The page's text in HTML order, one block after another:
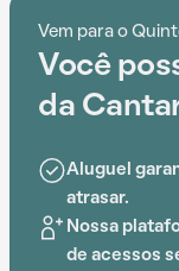
Condomínio
busca conforto
Estadual
Rafael de
Escola Estadual
adiciona
Vem para o
Você
da
Aluguel
atrasar.
Nossa
de acessos